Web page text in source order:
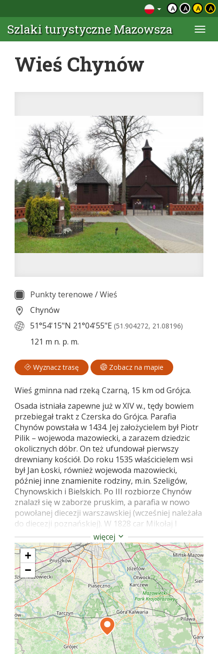
A A A A
Szlaki turystyczne Mazowsza
Wieś Chynów
Punkty terenowe /Wieś
Chynów
51°54'15"N 21°04'55"E (51.904272, 21.08196)
121 m n. p. m.
Wyznacz trasę Zobacz na mapie
Wieś gminna nad rzeką Czarną, 15 km od Grójca.
Osada istniała zapewne już w XIV w., tędy bowiem
przebiegał trakt z Czerska do Grójca. Parafia
Chynów powstała w 1434. Jej założycielem był Piotr
Pilik – wojewoda mazowiecki, a zarazem dziedzic
okolicznych dóbr. On też ufundował pierwszy
drewniany kościół. Do roku 1535 właścicielem wsi
był Jan Łoski, również wojewoda mazowiecki,
później inne znamienite rodziny, m.in. Szeligów,
Chynowskich i Bielskich. Po III rozbiorze Chynów
znalazł się w zaborze pruskim, a parafia w nowo
powołanej diecezji warszawskiej (wcześniej należała
do diecezji poznańskiej). W 1828 car Mikołaj I
przekazał część okolicznych dóbr, w tym Chynów
skarbowi Królestwa Polskiego. W okresie
międzywojennym wieś należała do gminy w
Czersku. Podczas okupacji w 1943 rozstrzelano w
Chynowie 300 Żydów przywiezionych tu z
grójeckiego getta. Zabudowa wioski wraz z
kościołem przetrwała zawieruchę wojenną. Dziś
kościół pw. św. Trójcy jest unikalnym zabytkiem
wśród drewnianych świątyń na ziemi mazowieckiej.
Według różnych źródeł powstał w XVI, XVII lub XVIII
stuleciu. Najbardziej prawdopodobna wydaje się
więcej
+
−